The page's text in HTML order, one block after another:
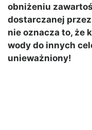
obniżeniu
dostarczanej przez
nie oznacza to, że
wody do innych
unieważniony!